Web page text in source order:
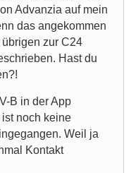
Advanzia auf mein
das angekommen
zur C24
Hast du
B in der App
noch keine
Weil ja
Kontakt